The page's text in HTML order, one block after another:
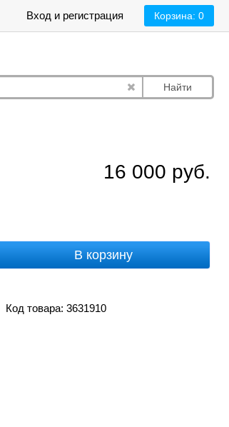
Корзина: 0
Вход и регистрация
Найти
16 000 руб.
В корзину
Код товара: 3631910